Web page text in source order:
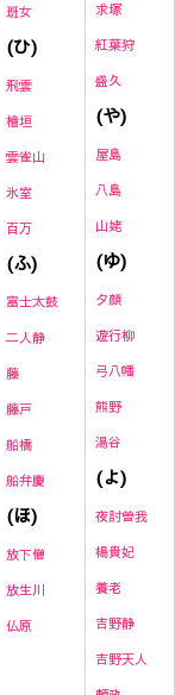
班女
(ひ)
飛雲
檜垣
雲雀山
氷室
百万
(ふ)
富士太鼓
二人静
藤
藤戸
船橋
船弁慶
(ほ)
放下僧
放生川
仏原
求塚
紅葉狩
盛久
(や)
屋島
八島
山姥
(ゆ)
夕顔
遊行柳
弓八幡
熊野
湯谷
(よ)
夜討曽我
楊貴妃
養老
吉野静
吉野天人